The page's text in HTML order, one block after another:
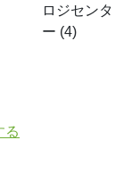
ロジセンタ
ー (4)
る